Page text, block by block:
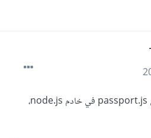
أقوم باستخدام حزمة التوثيق passport.js في خادم node.js،